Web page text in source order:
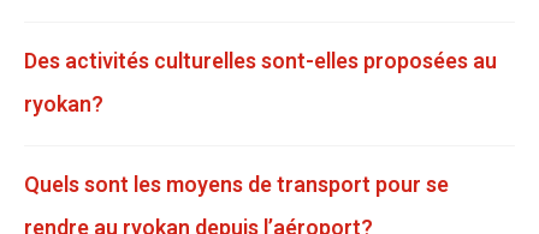
Des activités culturelles sont-elles proposées au
ryokan?
Quels sont les moyens de transport pour se